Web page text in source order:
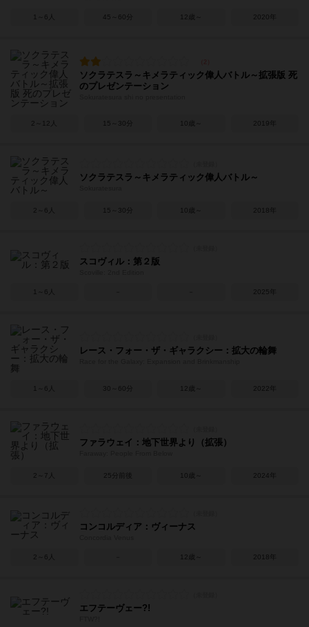
1～6人 45～60分 12歳～ 2020年
ソクラテスラ～キメラティック偉人バトル～拡張版 死
のプレゼンテーション
2～12人 15～30分 10歳～ 2019年
ソクラテスラ～キメラティック偉人バトル～
2～6人 15～30分 10歳～ 2018年
スコヴィル：第２版
1～6人 2025年
レース・フォー・ザ・ギャラクシー：拡大の輪舞
1～6人 30～60分 12歳～ 2022年
ファラウェイ：地下世界より（拡張）
2～7人 25分前後 10歳～ 2024年
コンコルディア：ヴィーナス
2～6人 12歳～ 2018年
エフテーヴェー?!